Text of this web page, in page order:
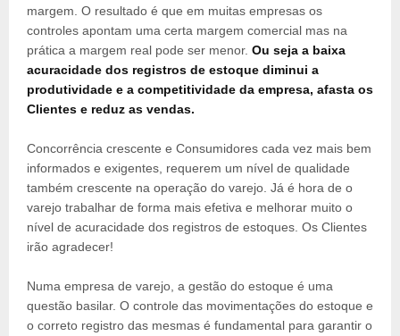
margem. O resultado é que em muitas empresas os
controles apontam uma certa margem comercial mas na
prática a margem real pode ser menor. Ou seja a baixa
acuracidade dos registros de estoque diminui a
produtividade e a competitividade da empresa, afasta os
Clientes e reduz as vendas.
Concorrência crescente e Consumidores cada vez mais bem
informados e exigentes, requerem um nível de qualidade
também crescente na operação do varejo. Já é hora de o
varejo trabalhar de forma mais efetiva e melhorar muito o
nível de acuracidade dos registros de estoques. Os Clientes
irão agradecer!
Numa empresa de varejo, a gestão do estoque é uma
questão basilar. O controle das movimentações do estoque e
o correto registro das mesmas é fundamental para garantir o